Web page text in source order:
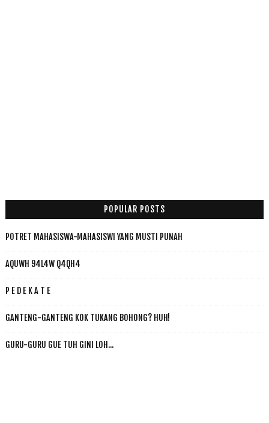
POPULAR POSTS
POTRET MAHASISWA-MAHASISWI YANG MUSTI PUNAH
AQUWH 94L4W Q4QH4
P E D E K A T E
GANTENG-GANTENG KOK TUKANG BOHONG? HUH!
GURU-GURU GUE TUH GINI LOH...